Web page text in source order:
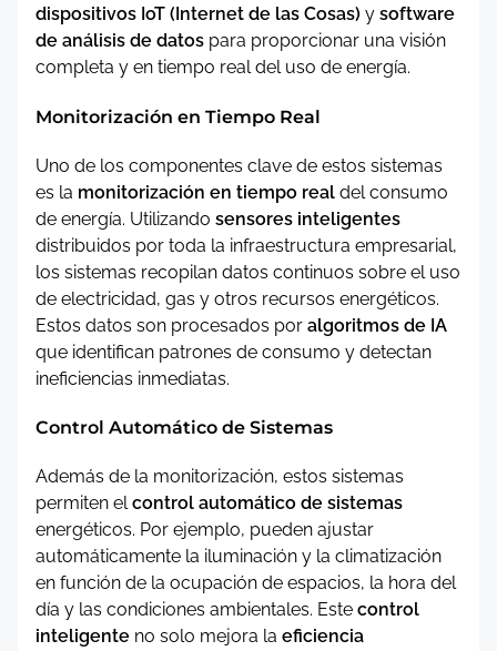
dispositivos IoT (Internet de las Cosas) y software
de análisis de datos para proporcionar una visión
completa y en tiempo real del uso de energía.
Monitorización en Tiempo Real
Uno de los componentes clave de estos sistemas
es la monitorización en tiempo real del consumo
de energía. Utilizando sensores inteligentes
distribuidos por toda la infraestructura empresarial,
los sistemas recopilan datos continuos sobre el uso
de electricidad, gas y otros recursos energéticos.
Estos datos son procesados por algoritmos de IA
que identifican patrones de consumo y detectan
ineficiencias inmediatas.
Control Automático de Sistemas
Además de la monitorización, estos sistemas
permiten elcontrol automático de sistemas
energéticos. Por ejemplo, pueden ajustar
automáticamente la iluminación y la climatización
en función de la ocupación de espacios, la hora del
día y las condiciones ambientales. Este control
inteligente no solo mejora la eficiencia